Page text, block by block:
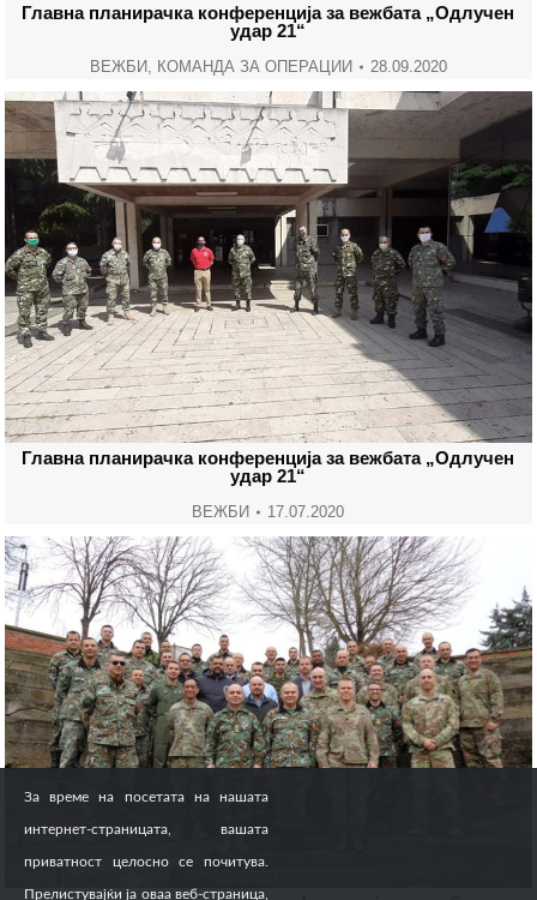
Главна планирачка конференција за вежбата „Одлучен
удар 21“
ВЕЖБИ, КОМАНДА ЗА ОПЕРАЦИИ 28.09.2020
Главна планирачка конференција за вежбата „Одлучен
удар 21“
ВЕЖБИ 17.07.2020
За време на посетата на нашата
интернет-страницата, вашата
приватност целосно се почитува.
Прелистувајќи ја оваа веб-страница,